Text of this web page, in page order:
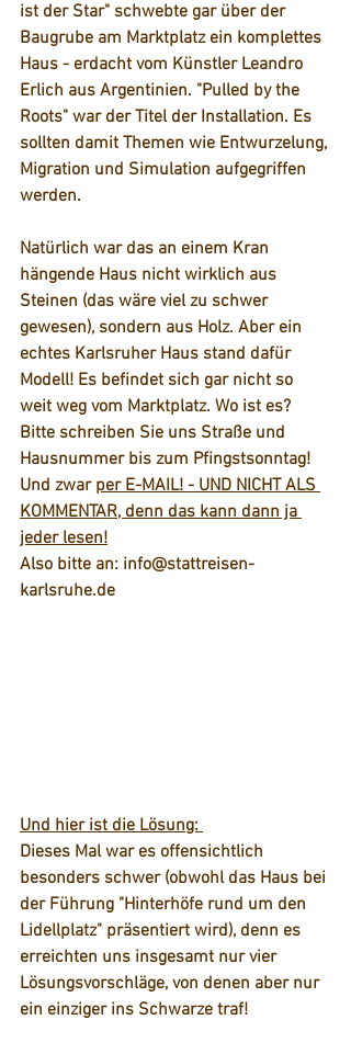
ist der Star" schwebte gar über der
Baugrube am Marktplatz ein komplettes
Haus - erdacht vom Künstler Leandro
Erlich aus Argentinien. "Pulled by the
Roots" war der Titel der Installation. Es
sollten damit Themen wie Entwurzelung,
Migration und Simulation aufgegriffen
werden.
Natürlich war das an einem Kran
hängende Haus nicht wirklich aus
Steinen (das wäre viel zu schwer
gewesen), sondern aus Holz. Aber ein
echtes Karlsruher Haus stand dafür
Modell! Es befindet sich gar nicht so
weit weg vom Marktplatz. Wo ist es?
Bitte schreiben Sie uns Straße und
Hausnummer bis zum Pfingstsonntag!
Und zwar per E-MAIL! - UND NICHT ALS
KOMMENTAR, denn das kann dann ja
jeder lesen!
Also bitte an: info@stattreisen-
karlsruhe.de
Und hier ist die Lösung:
Dieses Mal war es offensichtlich
besonders schwer (obwohl das Haus bei
der Führung "Hinterhöfe rund um den
Lidellplatz" präsentiert wird), denn es
erreichten uns insgesamt nur vier
Lösungsvorschläge, von denen aber nur
ein einziger ins Schwarze traf!